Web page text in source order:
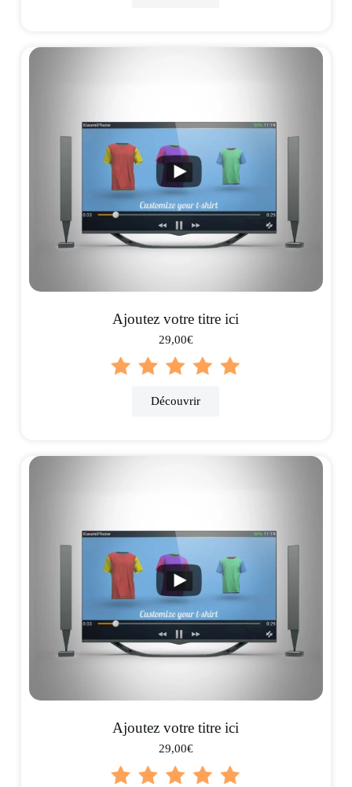
Ajoutez votre titre ici
29,00€
Découvrir
Ajoutez votre titre ici
29,00€